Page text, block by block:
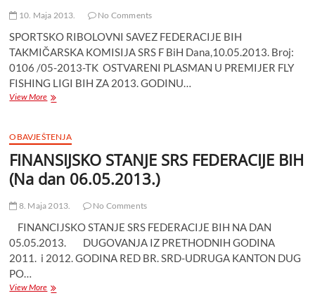
10. Maja 2013. No Comments
SPORTSKO RIBOLOVNI SAVEZ FEDERACIJE BIH
TAKMIČARSKA KOMISIJA SRS F BiH Dana,10.05.2013. Broj:
0106 /05-2013-TK OSTVARENI PLASMAN U PREMIJER FLY
FISHING LIGI BIH ZA 2013. GODINU…
View MorePRAVO
IZ
F
BIH
U
FF
I
KUP
OBAVJEŠTENJA
FINANSIJSKO STANJE SRS FEDERACIJE BIH
(Na dan 06.05.2013.)
8. Maja 2013. No Comments
FINANCIJSKO STANJE SRS FEDERACIJE BIH NA DAN
05.05.2013. DUGOVANJA IZ PRETHODNIH GODINA
2011. i 2012. GODINA RED BR. SRD-UDRUGA KANTON DUG
PO…
View MoreFINANSIJSKO